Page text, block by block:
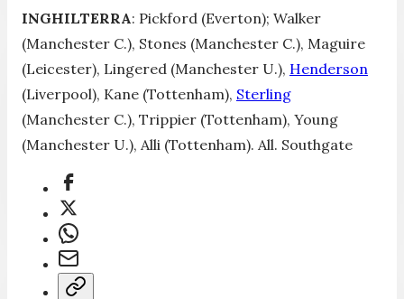
INGHILTERRA: Pickford (Everton); Walker
(Manchester C.), Stones (Manchester C.), Maguire
(Leicester), Lingered (Manchester U.), Henderson
(Liverpool), Kane (Tottenham), Sterling
(Manchester C.), Trippier (Tottenham), Young
(Manchester U.), Alli (Tottenham). All. Southgate